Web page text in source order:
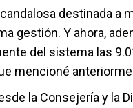
destinada a
gestión. Y ahora,
del sistema las
mencioné
la Consejería y la